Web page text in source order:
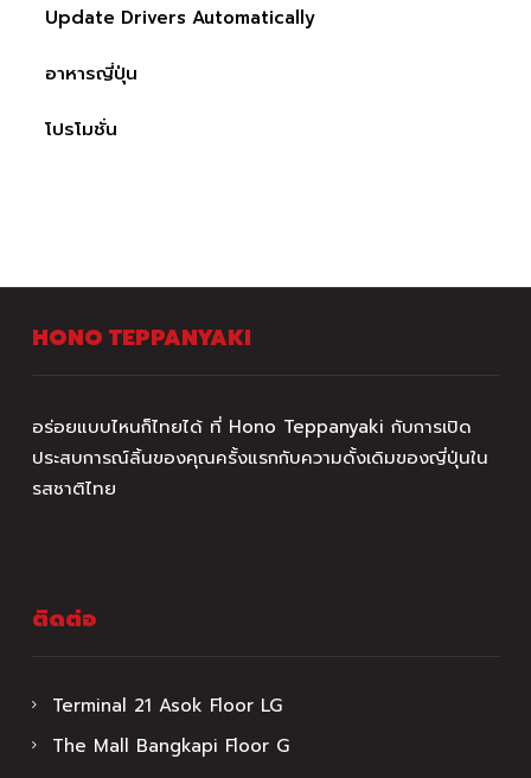
Update Drivers Automatically
อาหารญี่ปุ่น
โปรโมชั่น
HONO TEPPANYAKI
อร่อยแบบไหนก็ไทยได้ ที่ Hono Teppanyaki กับการเปิด
ประสบการณ์ลิ้นของคุณครั้งแรกกับความดั้งเดิมของญี่ปุ่นใน
รสชาติไทย
ติดต่อ
Terminal 21 Asok Floor LG
The Mall Bangkapi Floor G